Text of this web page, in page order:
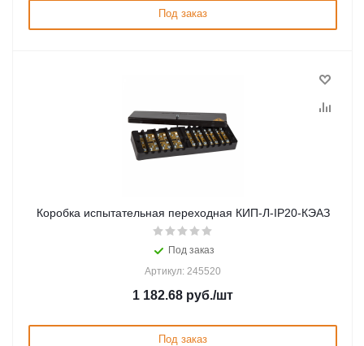
Под заказ
Коробка испытательная переходная КИП-Л-IP20-КЭАЗ
Под заказ
Артикул: 245520
1 182.68 руб./шт
Под заказ